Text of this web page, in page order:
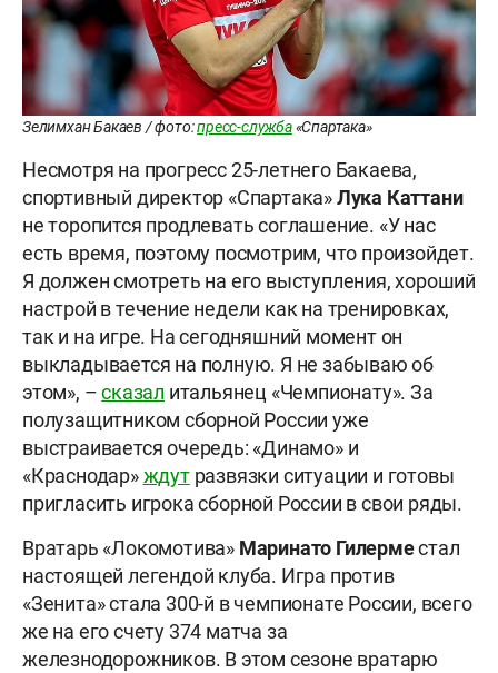
Зелимхан Бакаев / фото:пресс-служба«Спартака»
Несмотря на прогресс 25-летнего Бакаева,
спортивный директор «Спартака»Лука Каттани
не торопится продлевать соглашение. «У нас
есть время, поэтому посмотрим, что произойдет.
Я должен смотреть на его выступления, хороший
настрой в течение недели как на тренировках,
так и на игре. На сегодняшний момент он
выкладывается на полную. Я не забываю об
этом», –сказал итальянец «Чемпионату». За
полузащитником сборной России уже
выстраивается очередь: «Динамо» и
«Краснодар»ждутразвязки ситуации и готовы
пригласить игрока сборной России в свои ряды.
Вратарь «Локомотива» Маринато Гилерместал
настоящей легендой клуба. Игра против
«Зенита» стала 300-й в чемпионате России, всего
же на его счету 374 матча за
железнодорожников. В этом сезоне вратарю